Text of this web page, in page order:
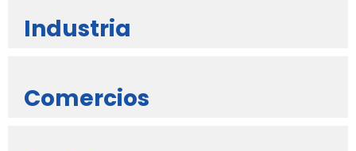
Industria
Comercios